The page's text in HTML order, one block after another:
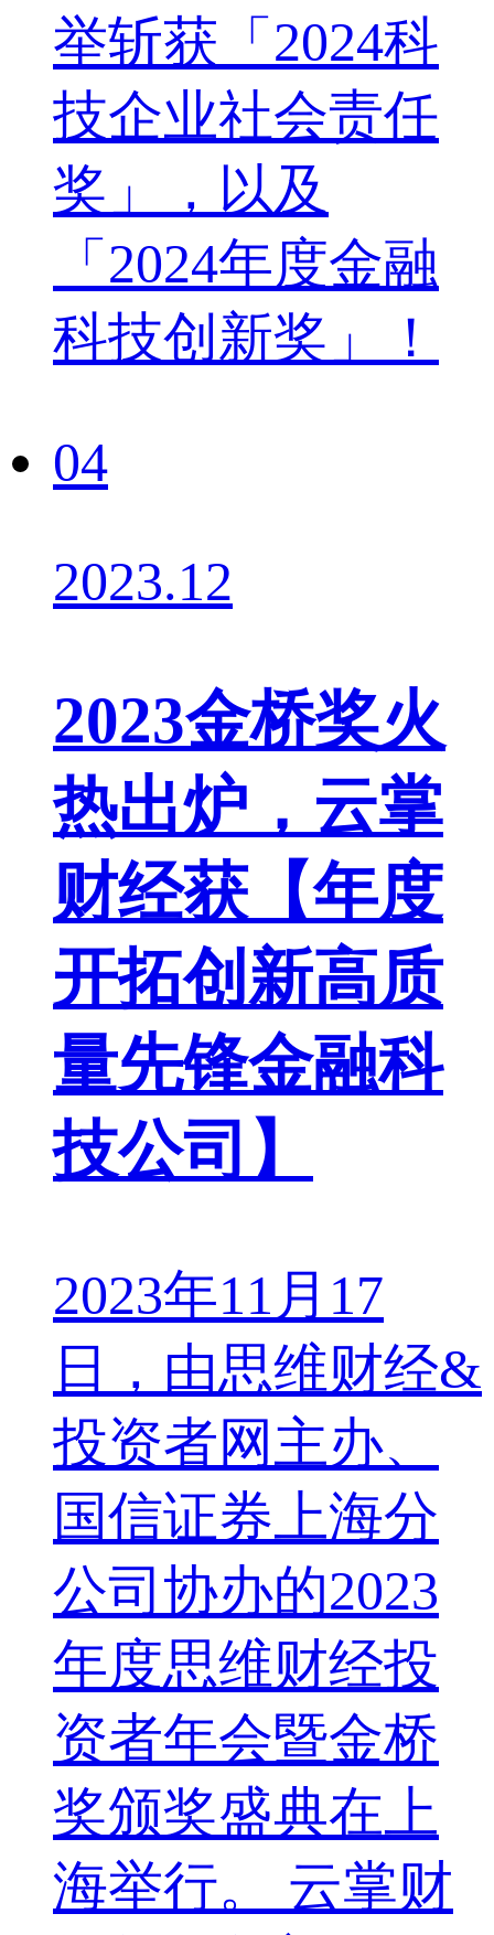
举斩获「2024科
技企业社会责任
奖」，以及
「2024年度金融
科技创新奖」！
04
2023.12
2023金桥奖火
热出炉，云掌
财经获【年度
开拓创新高质
量先锋金融科
技公司】
2023年11月17
日，由思维财经&
投资者网主办、
国信证券上海分
公司协办的2023
年度思维财经投
资者年会暨金桥
奖颁奖盛典在上
海举行。 云掌财